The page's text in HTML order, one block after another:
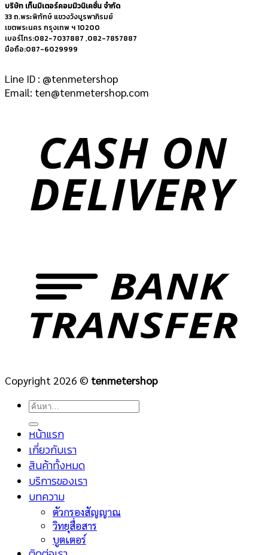
บริษัท เท็นมิเตอร์คอมมิวนิเคชั่น จำกัด
33 ถ.พระพิทักษ์ แขวงวังบูรพาภิรมย์
เขตพระนคร กรุงเทพ ฯ 10200
เบอร์โทร:082-7037887 ,082-7857887
มือถือ:087-6029999
Line ID : @tenmetershop
Email: ten@tenmetershop.com
Copyright 2026 © tenmetershop
ค้นหา:
หน้าแรก
เกี่ยวกับเรา
สินค้าทั้งหมด
บริการของเรา
บทความ
ตัวกรองสัญญาณ
วิทยุสื่อสาร
บูตเตอร์